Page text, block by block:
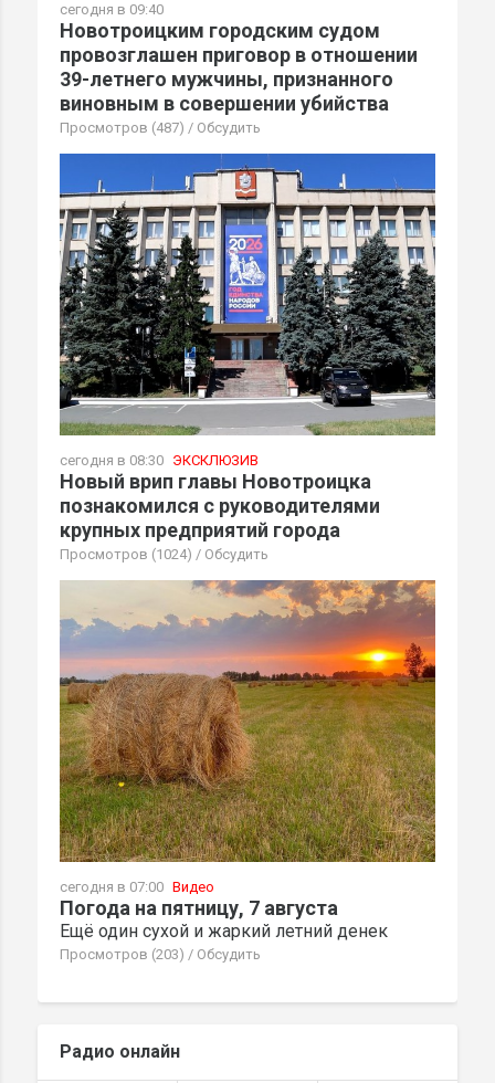
сегодня в 09:40
Новотроицким городским судом
провозглашен приговор в отношении
39-летнего мужчины, признанного
виновным в совершении убийства
Просмотров (487) / Обсудить
сегодня в 08:30 ЭКСКЛЮЗИВ
Новый врип главы Новотроицка
познакомился с руководителями
крупных предприятий города
Просмотров (1024) / Обсудить
сегодня в 07:00 Видео
Погода на пятницу, 7 августа
Ещё один сухой и жаркий летний денек
Просмотров (203) / Обсудить
Радио онлайн